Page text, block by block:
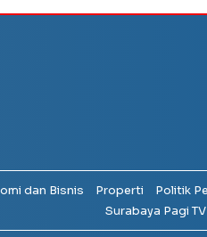
dan Bisnis Properti Politik
Surabaya Pagi TV